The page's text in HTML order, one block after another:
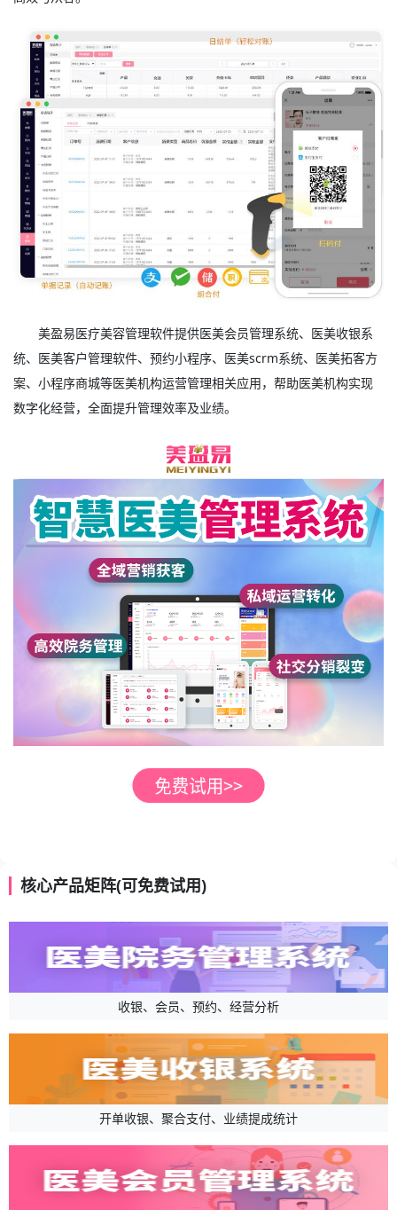
美盈易医疗美容管理软件提供医美会员管理系统、 医美收银系
统、 医美客户管理软件、预约小程序、 医美scrm系统、医美拓客方
案、小程序商城等医美机构运营管理相关应用，帮助医美机构实现
数字化经营，全面提升管理效率及业绩。
核心产品矩阵(可免费试用)
收银、会员、预约、经营分析
开单收银、聚合支付、业绩提成统计